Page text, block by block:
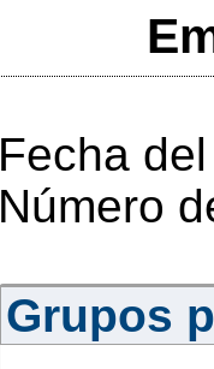
Fecha
Número
Grupos